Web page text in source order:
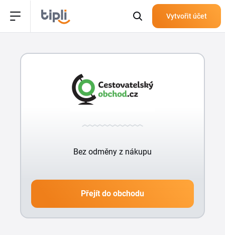
Vytvořit účet
Bez odměny z nákupu
Přejít do obchodu